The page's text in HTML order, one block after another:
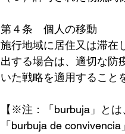
第４条　個人の移動
施行地域に居住又は滞在
出する場合は、適切な
いた戦略を適用すること
【※注：「burbuja」と
「burbuja de